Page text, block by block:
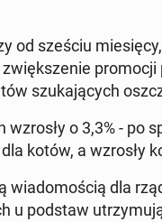
od sześciu
szu­ka­ją­cych
o 3,3% - po
kotów, a wzrosły
wia­do­mo­ścią dla
u podstaw